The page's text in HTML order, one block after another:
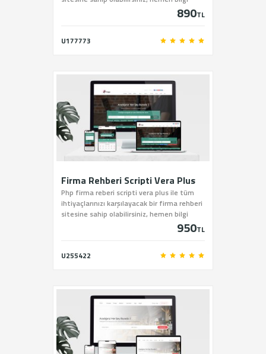
890TL
U177773
Firma Rehberi Scripti Vera Plus
Php firma reberi scripti vera plus ile tüm
ihtiyaçlarınızı karşılayacak bir firma rehberi
sitesine sahip olabilirsiniz, hemen bilgi
950TL
U255422